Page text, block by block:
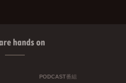
hands on
PODCAST番組